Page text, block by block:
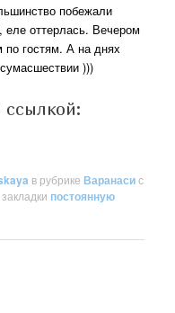
побежали
еле оттерлась. Вечером
гостям. А на днях
)))
ссылкой:
в рубрикеВаранасис
закладки постоянную